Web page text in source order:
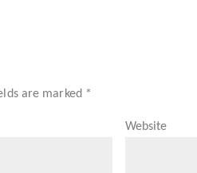
are marked *
Website